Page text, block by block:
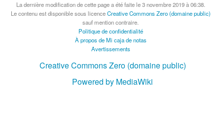
La dernière modification de cette page a été faite le 3 novembre 2019 à 06:38.
Le contenu est disponible sous licenceCreative Commons Zero (domaine public)
sauf mention contraire.
Politique de confidentialité
À propos de Mi caja de notas
Avertissements
Creative Commons Zero (domaine public)
Powered by MediaWiki